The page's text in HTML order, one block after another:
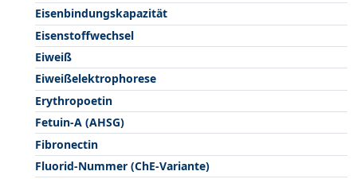
Eisenbindungskapazität
Eisenstoffwechsel
Eiweiß
Eiweißelektrophorese
Erythropoetin
Fetuin-A (AHSG)
Fibronectin
Fluorid-Nummer (ChE-Variante)